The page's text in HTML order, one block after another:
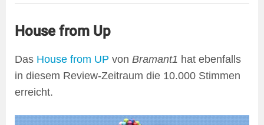
House from Up
Das House from UP von Bramant1 hat ebenfalls
in diesem Review-Zeitraum die 10.000 Stimmen
erreicht.